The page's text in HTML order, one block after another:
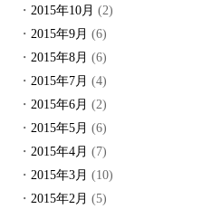
2015年10月 (2)
2015年9月 (6)
2015年8月 (6)
2015年7月 (4)
2015年6月 (2)
2015年5月 (6)
2015年4月 (7)
2015年3月 (10)
2015年2月 (5)